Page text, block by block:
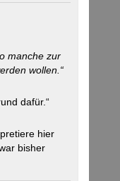
manche zur
wollen.“
dafür.“
hier
bisher